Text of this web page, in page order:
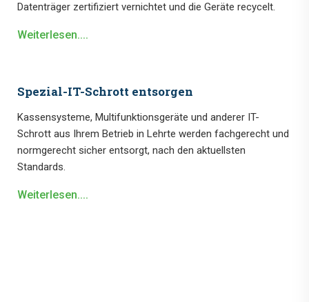
Datenträger zertifiziert vernichtet und die Geräte recycelt.
Weiterlesen....
Spezial-IT-Schrott entsorgen
Kassensysteme, Multifunktionsgeräte und anderer IT-
Schrott aus Ihrem Betrieb in Lehrte werden fachgerecht und
normgerecht sicher entsorgt, nach den aktuellsten
Standards.
Weiterlesen....